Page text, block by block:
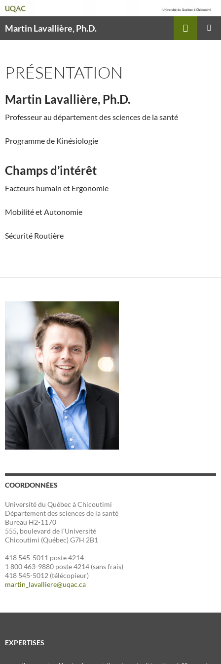
Martin Lavallière, Ph.D.
PRÉSENTATION
Martin Lavallière, Ph.D.
Professeur au département des sciences de la santé
Programme de Kinésiologie
Champs d’intérêt
Facteurs humain et Ergonomie
Mobilité et Autonomie
Sécurité Routière
COORDONNÉES
Université du Québec à Chicoutimi
Département des sciences de la santé
Bureau H2-1170
555, boulevard de l’Université
Chicoutimi (Québec) G7H 2B1
418 545-5011 poste 4214
1 800 463-9880 poste 4214 (sans frais)
418 545-5012 (télécopieur)
martin_lavalliere@uqac.ca
EXPERTISES